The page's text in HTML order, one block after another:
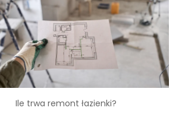
Ile trwa remont łazienki?